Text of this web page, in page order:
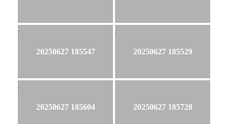
20250627 185547 20250627 185529
20250627 185604 20250627 185728